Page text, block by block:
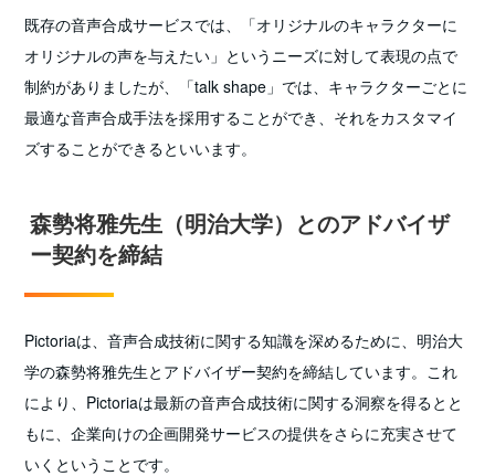
既存の音声合成サービスでは、「オリジナルのキャラクターに
オリジナルの声を与えたい」というニーズに対して表現の点で
制約がありましたが、「talk shape」では、キャラクターごとに
最適な音声合成手法を採用することができ、それをカスタマイ
ズすることができるといいます。
森勢将雅先生（明治大学）とのアドバイザ
ー契約を締結
Pictoriaは、音声合成技術に関する知識を深めるために、明治大
学の森勢将雅先生とアドバイザー契約を締結しています。これ
により、Pictoriaは最新の音声合成技術に関する洞察を得るとと
もに、企業向けの企画開発サービスの提供をさらに充実させて
いくということです。